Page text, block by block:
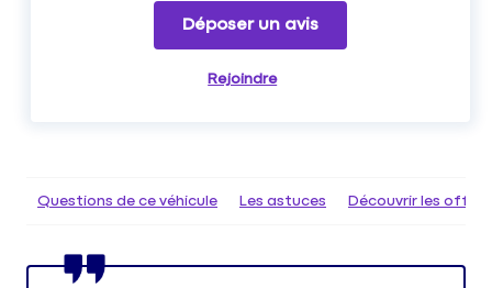
Déposer un avis
Rejoindre
Questions de ce véhicule Les astuces Découvrir les